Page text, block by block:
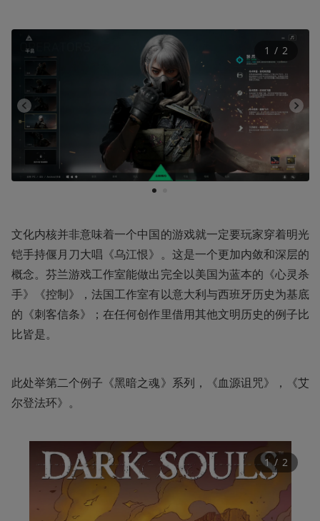
1
1 / 2
文化内核并非意味着一个中国的游戏就一定要玩家穿着明光
铠手持偃月刀大唱《乌江恨》。这是一个更加内敛和深层的
概念。芬兰游戏工作室能做出完全以美国为蓝本的《心灵杀
手》《控制》，法国工作室有以意大利与西班牙历史为基底
的《刺客信条》；在任何创作里借用其他文明历史的例子比
比皆是。
此处举第二个例子《黑暗之魂》系列，《血源诅咒》，《艾
尔登法环》。
1 / 2